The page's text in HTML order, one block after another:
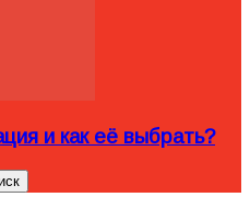
и как её выбрать?